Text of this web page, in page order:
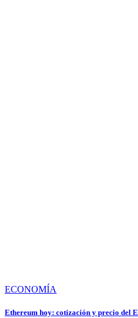
ECONOMÍA
Ethereum hoy: cotización y precio del